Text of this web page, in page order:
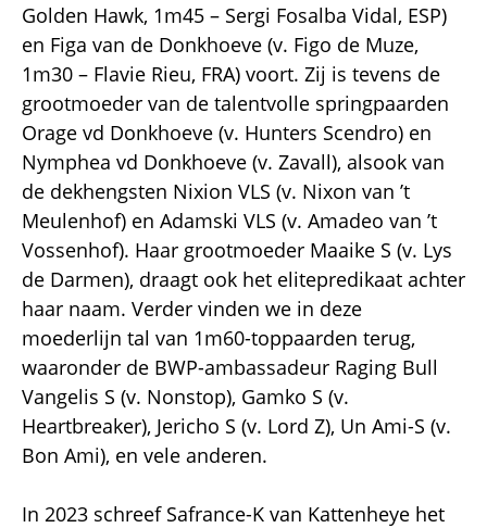
Golden Hawk, 1m45 – Sergi Fosalba Vidal, ESP)
en Figa van de Donkhoeve (v. Figo de Muze,
1m30 – Flavie Rieu, FRA) voort. Zij is tevens de
grootmoeder van de talentvolle springpaarden
Orage vd Donkhoeve (v. Hunters Scendro) en
Nymphea vd Donkhoeve (v. Zavall), alsook van
de dekhengsten Nixion VLS (v. Nixon van ’t
Meulenhof) en Adamski VLS (v. Amadeo van ’t
Vossenhof). Haar grootmoeder Maaike S (v. Lys
de Darmen), draagt ook het elitepredikaat achter
haar naam. Verder vinden we in deze
moederlijn tal van 1m60-toppaarden terug,
waaronder de BWP-ambassadeur Raging Bull
Vangelis S (v. Nonstop), Gamko S (v.
Heartbreaker), Jericho S (v. Lord Z), Un Ami-S (v.
Bon Ami), en vele anderen.
In 2023 schreef Safrance-K van Kattenheye het